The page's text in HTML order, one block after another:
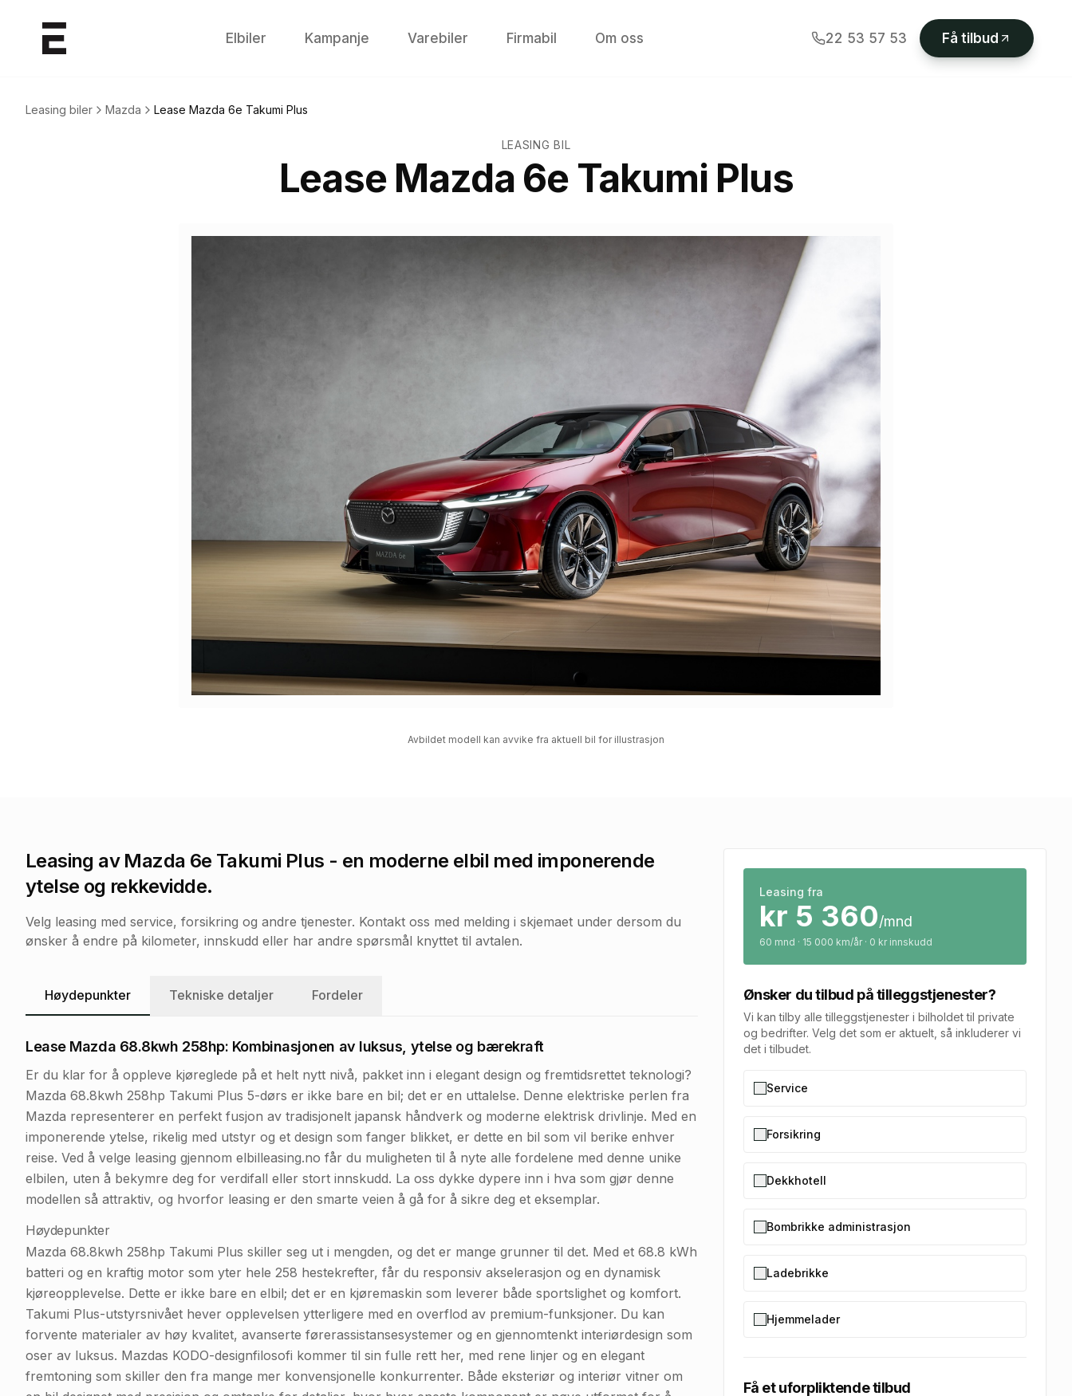
Elbiler Kampanje Varebiler Firmabil Om oss 22 53 57 53 Få tilbud
Leasing biler Mazda Lease Mazda 6e Takumi Plus
LEASING BIL
Lease Mazda 6e Takumi Plus
Avbildet modell kan avvike fra aktuell bil for illustrasjon
Leasing av Mazda 6e Takumi Plus - en moderne elbil med imponerende
ytelse og rekkevidde.
Velg leasing med service, forsikring og andre tjenester. Kontakt oss med melding i skjemaet under dersom du
ønsker å endre på kilometer, innskudd eller har andre spørsmål knyttet til avtalen.
Høydepunkter Tekniske detaljer Fordeler
Lease Mazda 68.8kwh 258hp: Kombinasjonen av luksus, ytelse og bærekraft
Er du klar for å oppleve kjøreglede på et helt nytt nivå, pakket inn i elegant design og fremtidsrettet teknologi?
Mazda 68.8kwh 258hp Takumi Plus 5-dørs er ikke bare en bil; det er en uttalelse. Denne elektriske perlen fra
Mazda representerer en perfekt fusjon av tradisjonelt japansk håndverk og moderne elektrisk drivlinje. Med en
imponerende ytelse, rikelig med utstyr og et design som fanger blikket, er dette en bil som vil berike enhver
reise. Ved å velge leasing gjennom elbilleasing.no får du muligheten til å nyte alle fordelene med denne unike
elbilen, uten å bekymre deg for verdifall eller stort innskudd. La oss dykke dypere inn i hva som gjør denne
modellen så attraktiv, og hvorfor leasing er den smarte veien å gå for å sikre deg et eksemplar.
Høydepunkter
Mazda 68.8kwh 258hp Takumi Plus skiller seg ut i mengden, og det er mange grunner til det. Med et 68.8 kWh
batteri og en kraftig motor som yter hele 258 hestekrefter, får du responsiv akselerasjon og en dynamisk
kjøreopplevelse. Dette er ikke bare en elbil; det er en kjøremaskin som leverer både sportslighet og komfort.
Takumi Plus-utstyrsnivået hever opplevelsen ytterligere med en overflod av premium-funksjoner. Du kan
forvente materialer av høy kvalitet, avanserte førerassistansesystemer og en gjennomtenkt interiørdesign som
oser av luksus. Mazdas KODO-designfilosofi kommer til sin fulle rett her, med rene linjer og en elegant
fremtoning som skiller den fra mange mer konvensjonelle konkurrenter. Både eksteriør og interiør vitner om
Leasing fra
kr 5 360/mnd
60 mnd · 15 000 km/år · 0 kr innskudd
Ønsker du tilbud på tilleggstjenester?
Vi kan tilby alle tilleggstjenester i bilholdet til private
og bedrifter. Velg det som er aktuelt, så inkluderer vi
det i tilbudet.
Service
Forsikring
Dekkhotell
Bombrikke administrasjon
Ladebrikke
Hjemmelader
Få et uforpliktende tilbud